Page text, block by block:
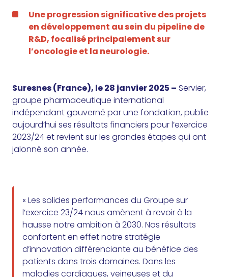
Une progression significative des projets
en développement au sein du pipeline de
R&D, focalisé principalement sur
l’oncologie et la neurologie.
Suresnes (France), le 28 janvier 2025 – Servier,
groupe pharmaceutique international
indépendant gouverné par une fondation, publie
aujourd’hui ses résultats financiers pour l’exercice
2023/24 et revient sur les grandes étapes qui ont
jalonné son année.
« Les solides performances du Groupe sur
l’exercice 23/24 nous amènent à revoir à la
hausse notre ambition à 2030. Nos résultats
confortent en effet notre stratégie
d’innovation différenciante au bénéfice des
patients dans trois domaines. Dans les
maladies cardiaques, veineuses et du